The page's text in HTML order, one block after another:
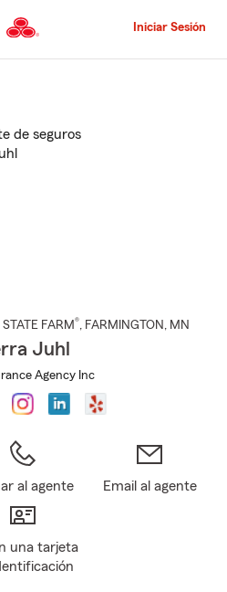
al
principal
Iniciar Sesión
FARM®, FARMINGTON , MN
Juhl
Agency Inc
al agente Email al agente
una tarjeta